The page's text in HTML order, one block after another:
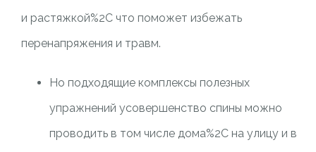
и растяжкой%2C что поможет избежать
перенапряжения и травм.
Но подходящие комплексы полезных
упражнений усовершенство спины можно
проводить в том числе дома%2C на улицу и в